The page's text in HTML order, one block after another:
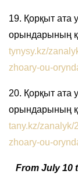
19. Қорқыт ата
орындарының
tynysy.kz/
zhoary-ou-
20. Қорқыт ата
орындарының
tany.kz/zanalyk/
zhoary-ou-
From July 10